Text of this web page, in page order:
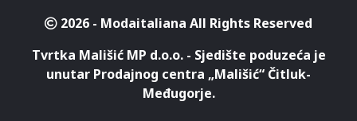
2026 - Modaitaliana All Rights Reserved
Tvrtka Mališić MP d.o.o. - Sjedište poduzeća je
unutar Prodajnog centra „Mališić“ Čitluk-
Međugorje.